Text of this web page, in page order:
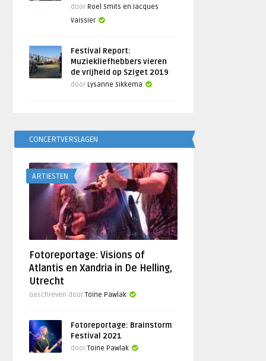
door Roel Smits en Jacques
Vaissier
Festival Report:
Muziekliefhebbers vieren
de vrijheid op Sziget 2019
door Lysanne Sikkema
CONCERTVERSLAGEN
ARTIESTEN
Fotoreportage: Visions of
Atlantis en Xandria in De Helling,
Utrecht
Geschreven doorToine Pawlak
Fotoreportage: Brainstorm
Festival 2021
doorToine Pawlak